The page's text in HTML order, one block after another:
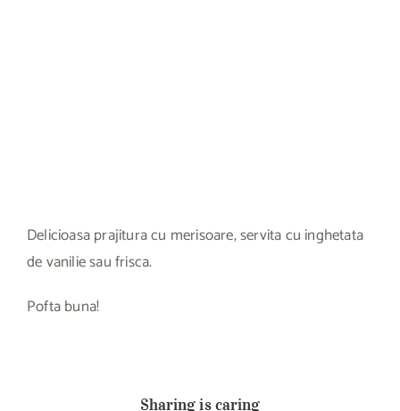
Delicioasa prajitura cu merisoare, servita cu inghetata
de vanilie sau frisca.
Pofta buna!
Sharing is caring